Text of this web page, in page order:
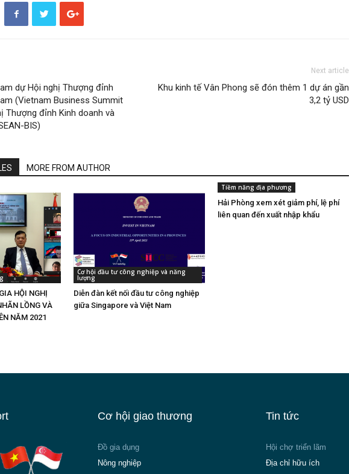
dự Hội nghị Thượng đỉnh
(Vietnam Business Summit
Thượng đỉnh Kinh doanh và
BIS)
Next article
Khu kinh tế Vân Phong sẽ đón thêm 1 dự án gần
3,2 tỷ USD
MORE FROM AUTHOR
HỘI NGHỊ
LỒNG VÀ
NĂM 2021
Cơ hội đầu tư công nghiệp và năng
lượng
Diễn đàn kết nối đầu tư công nghiệp
giữa Singapore và Việt Nam
Tiềm năng địa phương
Hải Phòng xem xét giảm phí, lệ phí
liên quan đến xuất nhập khẩu
Cơ hội giao thương
Đồ gia dụng
Nông nghiệp
Tin tức
Hội chợ triển lãm
Địa chỉ hữu ích